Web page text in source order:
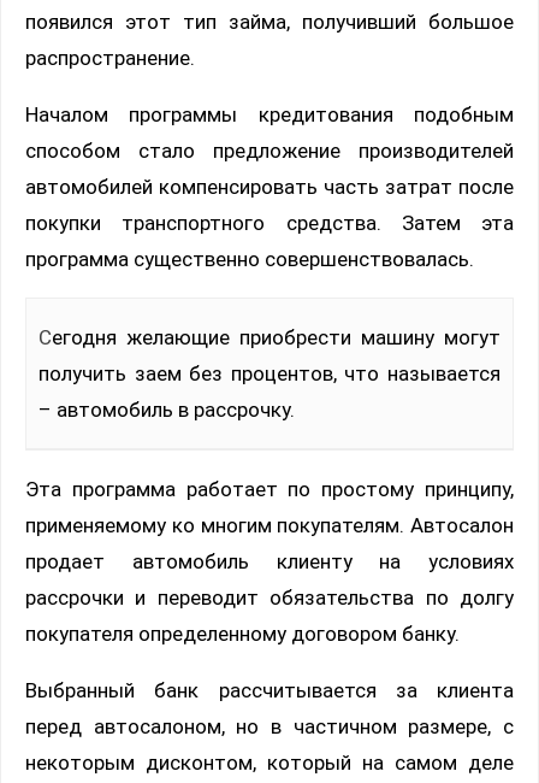
появился этот тип займа, получивший большое
распространение.
Началом программы кредитования подобным
способом стало предложение производителей
автомобилей компенсировать часть затрат после
покупки транспортного средства. Затем эта
программа существенно совершенствовалась.
Сегодня желающие приобрести машину могут
получить заем без процентов, что называется
– автомобиль в рассрочку.
Эта программа работает по простому принципу,
применяемому ко многим покупателям. Автосалон
продает автомобиль клиенту на условиях
рассрочки и переводит обязательства по долгу
покупателя определенному договором банку.
Выбранный банк рассчитывается за клиента
перед автосалоном, но в частичном размере, с
некоторым дисконтом, который на самом деле